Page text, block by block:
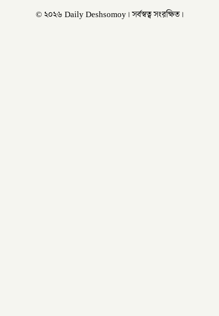
© ২০২৬ Daily Deshsomoy। সর্বস্বত্ব সংরক্ষিত।